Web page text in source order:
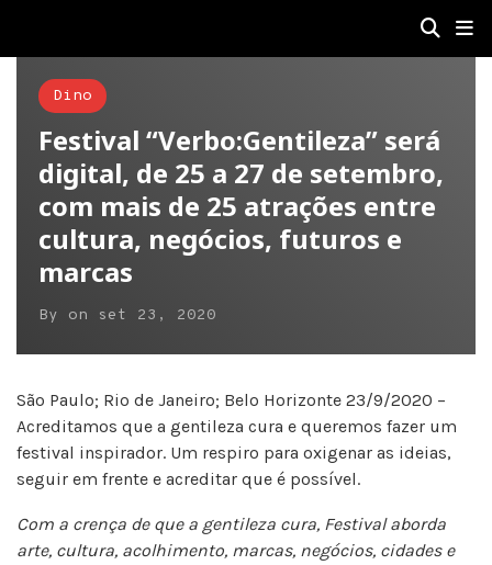
Dino
Festival “Verbo:Gentileza” será
digital, de 25 a 27 de setembro,
com mais de 25 atrações entre
cultura, negócios, futuros e
marcas
By on set 23, 2020
São Paulo; Rio de Janeiro; Belo Horizonte 23/9/2020 –
Acreditamos que a gentileza cura e queremos fazer um
festival inspirador. Um respiro para oxigenar as ideias,
seguir em frente e acreditar que é possível.
Com a crença de que a gentileza cura, Festival aborda
arte, cultura, acolhimento, marcas, negócios, cidades e